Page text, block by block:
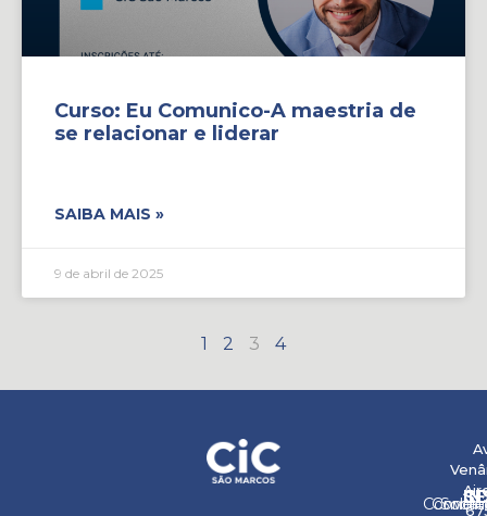
Curso: Eu Comunico-A maestria de
se relacionar e liderar
SAIBA MAIS »
9 de abril de 2025
1 2 3 4
Sobre